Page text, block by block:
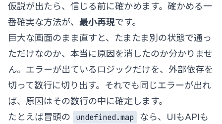
仮説が出たら、信じる前に確かめます。確かめる一
番確実な方法が、 最小再現です。
巨大な画面のまま直すと、たまたま別の状態で通っ
ただけなのか、本当に原因を消したのか分かりませ
ん。エラーが出ているロジックだけを、外部依存を
切って数行に切り出す。それでも同じエラーが出れ
ば、原因はその数行の中に確定します。
たとえば冒頭の
undefined.map
なら、UIもAPIも